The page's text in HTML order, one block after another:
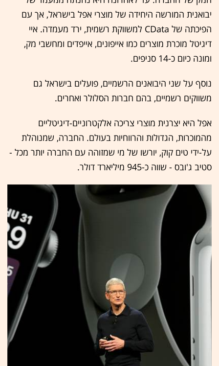
יבואנית המורשה היחידה של מוצרי אפל בישראל, אך עם
הפיכתה של CData למשווקת רשמית, ירד מעמדה. איי
דיגיטל מוכרת מוצרים כמו אייפונים, אייפדים ומחשבי מק,
ומונה כיום כ-14 סניפים.
נוסף על שני היבואנים הרשמיים, פועלים בישראל גם
משווקים רשמיים, בהם חברות הסלולר ואחרים.
אפל היא יצרנית מוצרי צריכה אלקטרוניים-דיגיטליים
מהמוכרות, הגדולות והרווחיות בעולם. החברה, שמנוהלת
על-ידי טים קוק, יורשו של מי שמזוהה עם החברה יותר מכל -
סטיב ג'ובס - שווה כ-945 מיליארד דולר.